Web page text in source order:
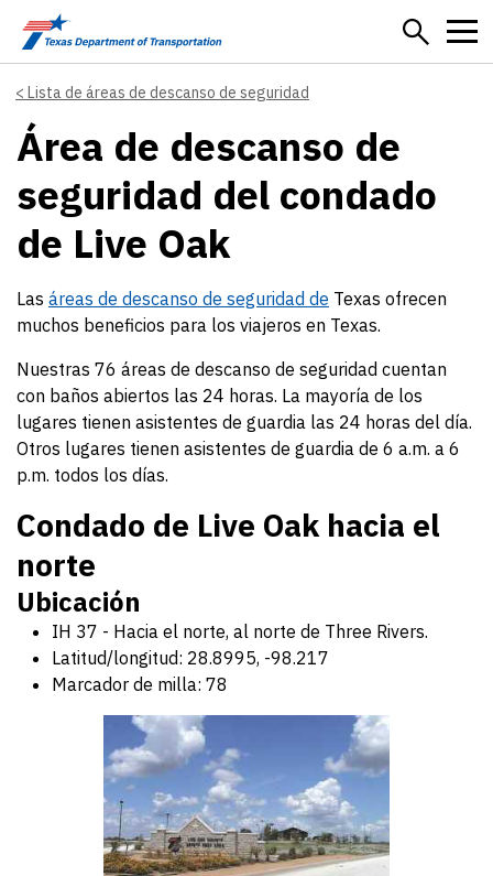
Skip to main content
Lista de áreas de descanso de seguridad
Área de descanso de
seguridad del condado
de Live Oak
Las áreas de descanso de seguridad de Texas ofrecen
muchos beneficios para los viajeros en Texas.
Nuestras 76 áreas de descanso de seguridad cuentan
con baños abiertos las 24 horas. La mayoría de los
lugares tienen asistentes de guardia las 24 horas del día.
Otros lugares tienen asistentes de guardia de 6 a.m. a 6
p.m. todos los días.
Condado de Live Oak hacia el
norte
Ubicación
IH 37 - Hacia el norte, al norte de Three Rivers.
Latitud/longitud: 28.8995, -98.217
Marcador de milla: 78